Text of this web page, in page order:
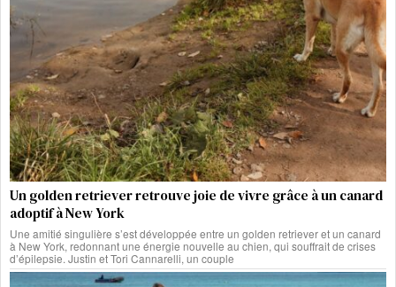
Un golden retriever retrouve joie de vivre grâce à un canard
adoptif à New York
Une amitié singulière s’est développée entre un golden retriever et un canard
à New York, redonnant une énergie nouvelle au chien, qui souffrait de crises
d’épilepsie. Justin et Tori Cannarelli, un couple